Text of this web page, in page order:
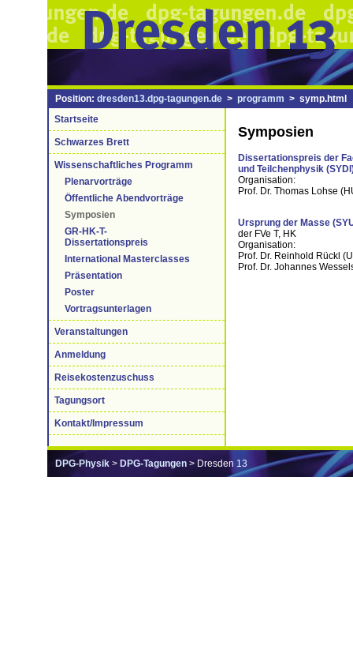
Position: dresden13.dpg-tagungen.de > programm > symp.html
Startseite
Schwarzes Brett
Wissenschaftliches Programm
Plenarvorträge
Öffentliche Abendvorträge
Symposien
GR-HK-T-
Dissertationspreis
International Masterclasses
Präsentation
Poster
Vortragsunterlagen
Veranstaltungen
Anmeldung
Reisekostenzuschuss
Tagungsort
Kontakt/Impressum
Symposien
Dissertationspreis der
und Teilchenphysik
Organisation:
Prof. Dr. Thomas Lohse
Ursprung der Masse
der FVe T, HK
Organisation:
Prof. Dr. Reinhold Rückl
Prof. Dr. Johannes
DPG-Physik > DPG-Tagungen > Dresden 13